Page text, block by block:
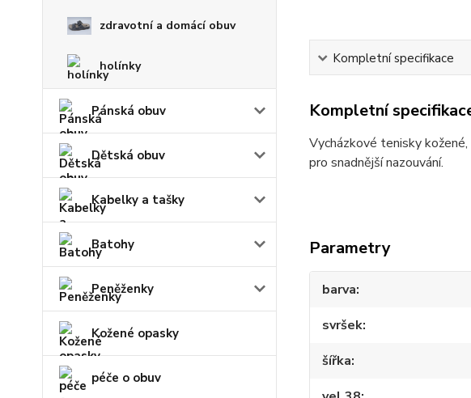
zdravotní a domácí obuv
holínky
Pánská obuv
Dětská obuv
Kabelky a tašky
Batohy
Peněženky
Kožené opasky
péče o obuv
Kompletní specifikace
Kompletní
Vycházkové tenisky
pro snadnější nazouvání.
Parametry
barva
svršek
šířka